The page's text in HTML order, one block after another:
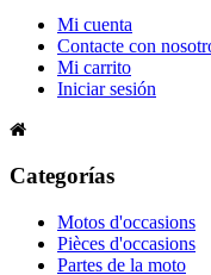
Mi cuenta
Contacte con
Mi carrito
Iniciar sesión
Categorías
Motos d'occasions
Pièces d'occasions
Partes de la moto